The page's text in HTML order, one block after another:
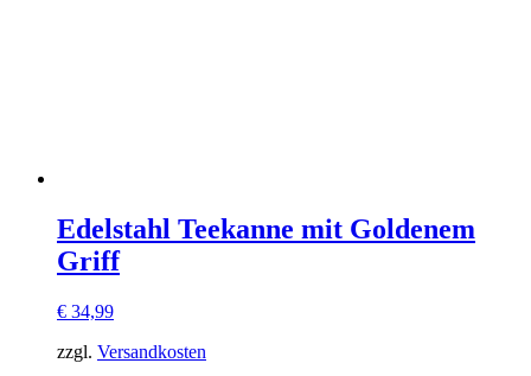
Edelstahl Teekanne mit Goldenem
Griff
€ 34,99
zzgl. Versandkosten